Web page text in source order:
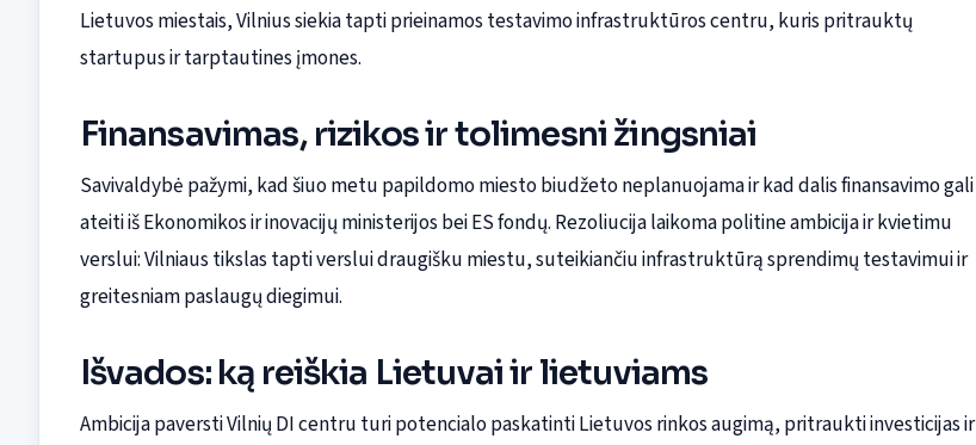
Lietuvos miestais, Vilnius siekia tapti prieinamos testavimo infrastruktūros centru, kuris pritrauktų
startupus ir tarptautines įmones.
Finansavimas, rizikos ir tolimesni žingsniai
Savivaldybė pažymi, kad šiuo metu papildomo miesto biudžeto neplanuojama ir kad dalis finansavimo gali
ateiti iš Ekonomikos ir inovacijų ministerijos bei ES fondų. Rezoliucija laikoma politine ambicija ir kvietimu
verslui: Vilniaus tikslas tapti verslui draugišku miestu, suteikiančiu infrastruktūrą sprendimų testavimui ir
greitesniam paslaugų diegimui.
Išvados: ką reiškia Lietuvai ir lietuviams
Ambicija paversti Vilnių DI centru turi potencialo paskatinti Lietuvos rinkos augimą, pritraukti investicijas ir